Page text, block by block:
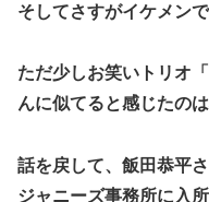
そしてさすがイケメンで
ただ少しお笑いトリオ
んに似てると感じたの
話を戻して、飯田恭平
ジャニーズ事務所に 入所